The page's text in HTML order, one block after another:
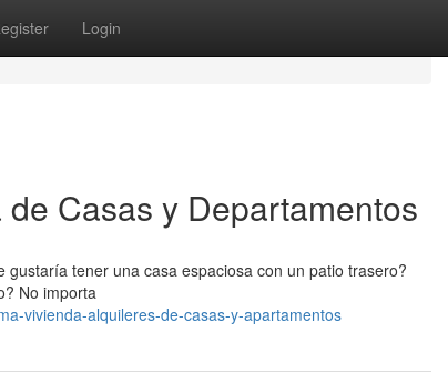
Login
Casas y Departamentos
tener una casa espaciosa con un patio trasero?
No importa
vivienda-alquileres-de-casas-y-apartamentos